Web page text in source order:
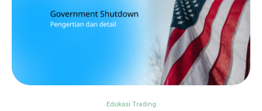
Edukasi Trading